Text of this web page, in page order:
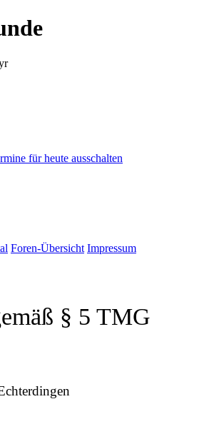
für heute ausschalten
Foren-Übersicht Impressum
§ 5 TMG